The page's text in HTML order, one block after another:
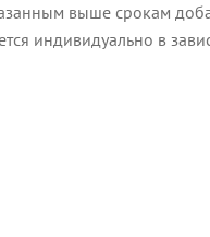
выше срокам
индивидуально в